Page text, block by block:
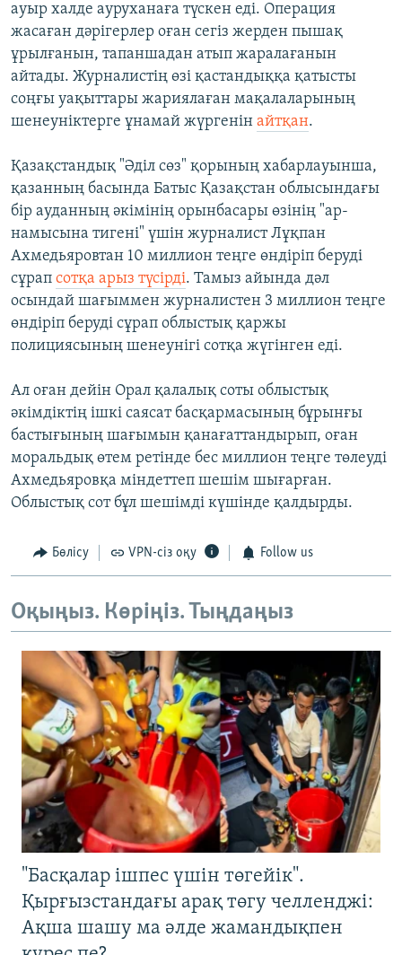
ауыр халде ауруханаға түскен еді. Операция
жасаған дәрігерлер оған сегіз жерден пышақ
ұрылғанын, тапаншадан атып жаралағанын
айтады. Журналистің өзі қастандыққа қатысты
соңғы уақыттары жариялаған мақалаларының
шенеуніктерге ұнамай жүргенін айтқан.
Қазақстандық "Әділ сөз" қорының хабарлауынша,
қазанның басында Батыс Қазақстан облысындағы
бір ауданның әкімінің орынбасары өзінің "ар-
намысына тигені" үшін журналист Лұқпан
Ахмедьяровтан 10 миллион теңге өндіріп беруді
сұрап сотқа арыз түсірді. Тамыз айында дәл
осындай шағыммен журналистен 3 миллион теңге
өндіріп беруді сұрап облыстық қаржы
полициясының шенеунігі сотқа жүгінген еді.
Ал оған дейін Орал қалалық соты облыстық
әкімдіктің ішкі саясат басқармасының бұрынғы
бастығының шағымын қанағаттандырып, оған
моральдық өтем ретінде бес миллион теңге төлеуді
Ахмедьяровқа міндеттеп шешім шығарған.
Облыстық сот бұл шешімді күшінде қалдырды.
Бөлісу VPN-сіз оқу Follow us
Оқыңыз. Көріңіз. Тыңдаңыз
"Басқалар ішпес үшін төгейік".
Қырғызстандағы арақ төгу челленджі:
Ақша шашу ма әлде жамандықпен